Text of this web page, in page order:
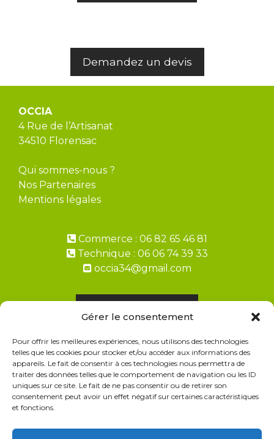
Gérer le consentement
Pour offrir les meilleures expériences, nous utilisons des technologies
telles que les cookies pour stocker et/ou accéder aux informations des
appareils. Le fait de consentir à ces technologies nous permettra de
traiter des données telles que le comportement de navigation ou les ID
uniques sur ce site. Le fait de ne pas consentir ou de retirer son
consentement peut avoir un effet négatif sur certaines caractéristiques
et fonctions.
Demandez un devis
OCCIA
4 Rue de l’Artisanat
34510 Florensac
Qui sommes-nous ?
Nos Partenaires
Mentions légales
Commerce : 06 82 65 46 81
Technique : 06 06 74 39 33
occia34@gmail.com
Paiement en 2, 3, 4 fois avec ALMA
FAQ Livraisons & Retours
CGV
Politique de cookies
Politique de confidentialité